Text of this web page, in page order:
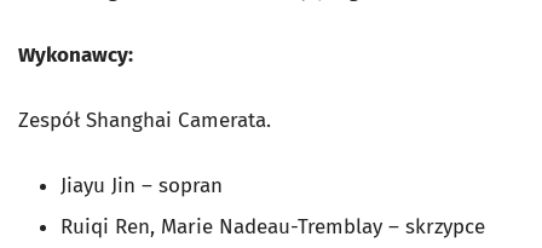
Wykonawcy:
Zespół Shanghai Camerata.
Jiayu Jin – sopran
Ruiqi Ren, Marie Nadeau-Tremblay – skrzypce